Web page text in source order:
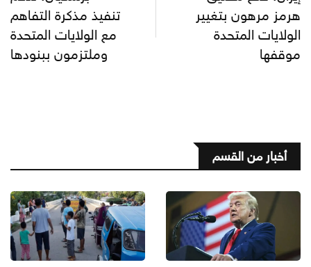
هرمز مرهون بتغيير
الولايات المتحدة
موقفها
تنفيذ مذكرة التفاهم
مع الولايات المتحدة
وملتزمون ببنودها
أخبار من القسم